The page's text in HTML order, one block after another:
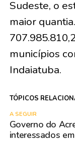
Sudeste, o
maior
municípios
Indaiatuba.
TÓPICOS
A SEGUIR
Governo do
interessados